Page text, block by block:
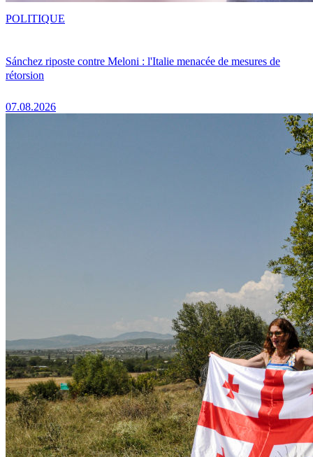
Sánchez riposte contre Meloni : l'Italie menacée de mesures de
rétorsion
07.08.2026
POLITIQUE